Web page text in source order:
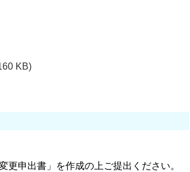
KB)
申出書」を作成の上ご提出ください。